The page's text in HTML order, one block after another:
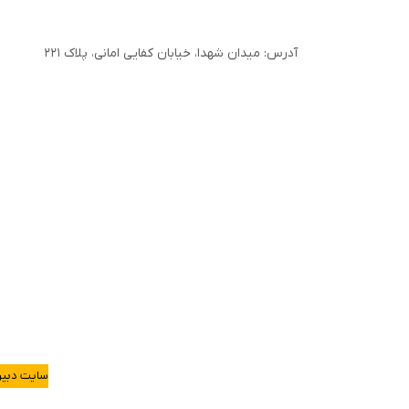
آدرس: میدان شهدا، خیابان کفایی امانی، پلاک ۲۲۱
سایت